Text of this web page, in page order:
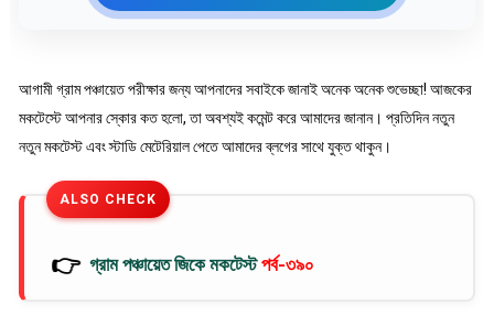
আগামী গ্রাম পঞ্চায়েত পরীক্ষার জন্য আপনাদের সবাইকে জানাই অনেক অনেক শুভেচ্ছা! আজকের
মকটেস্টে আপনার স্কোর কত হলো, তা অবশ্যই কমেন্ট করে আমাদের জানান। প্রতিদিন নতুন
নতুন মকটেস্ট এবং স্টাডি মেটেরিয়াল পেতে আমাদের ব্লগের সাথে যুক্ত থাকুন।
ALSO CHECK
👉 গ্রাম পঞ্চায়েত জিকে মকটেস্টপর্ব-৩৯০